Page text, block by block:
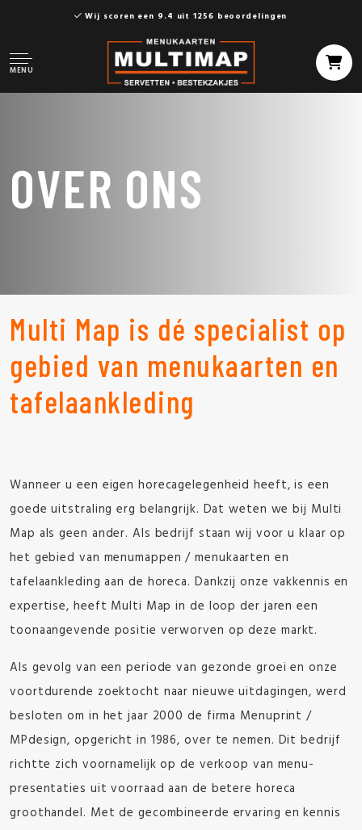
Wij scoren een 9.4 uit 1256 beoordelingen
MENU
OVER ONS
Multi Map is dé specialist op
gebied van menukaarten en
tafelaankleding
Wanneer u een eigen horecagelegenheid heeft, is een
goede uitstraling erg belangrijk. Dat weten we bij Multi
Map als geen ander. Als bedrijf staan wij voor u klaar op
het gebied van menumappen / menukaarten en
tafelaankleding aan de horeca. Dankzij onze vakkennis en
expertise, heeft Multi Map in de loop der jaren een
toonaangevende positie verworven op deze markt.
Als gevolg van een periode van gezonde groei en onze
voortdurende zoektocht naar nieuwe uitdagingen, werd
besloten om in het jaar 2000 de firma Menuprint /
MPdesign, opgericht in 1986, over te nemen. Dit bedrijf
richtte zich voornamelijk op de verkoop van menu-
presentaties uit voorraad aan de betere horeca
groothandel. Met de gecombineerde ervaring en kennis